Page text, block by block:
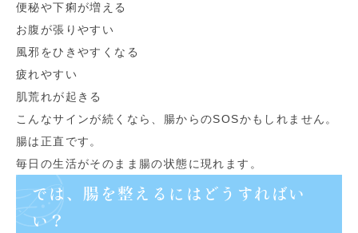
便秘や下痢が増える
お腹が張りやすい
風邪をひきやすくなる
疲れやすい
肌荒れが起きる
こんなサインが続くなら、腸からのSOSかもしれません。
腸は正直です。
毎日の生活がそのまま腸の状態に現れます。
では、腸を整えるにはどうすればい
い？